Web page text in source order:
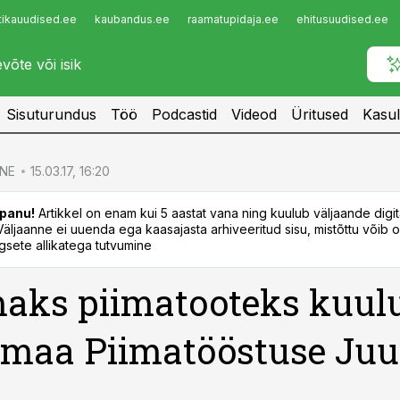
kaubandus.ee raamatupidaja.ee ehitusuudised.ee
Infopank
Sisuturundus Töö Podcastid Videod Üritused
15.03.17, 16:20
Artikkel on enam kui 5 aastat vana ning kuulub väljaande
ei uuenda ega kaasajasta arhiveeritud sisu, mistõttu võib
allikatega tutvumine
piimatooteks
Piimatööstuse